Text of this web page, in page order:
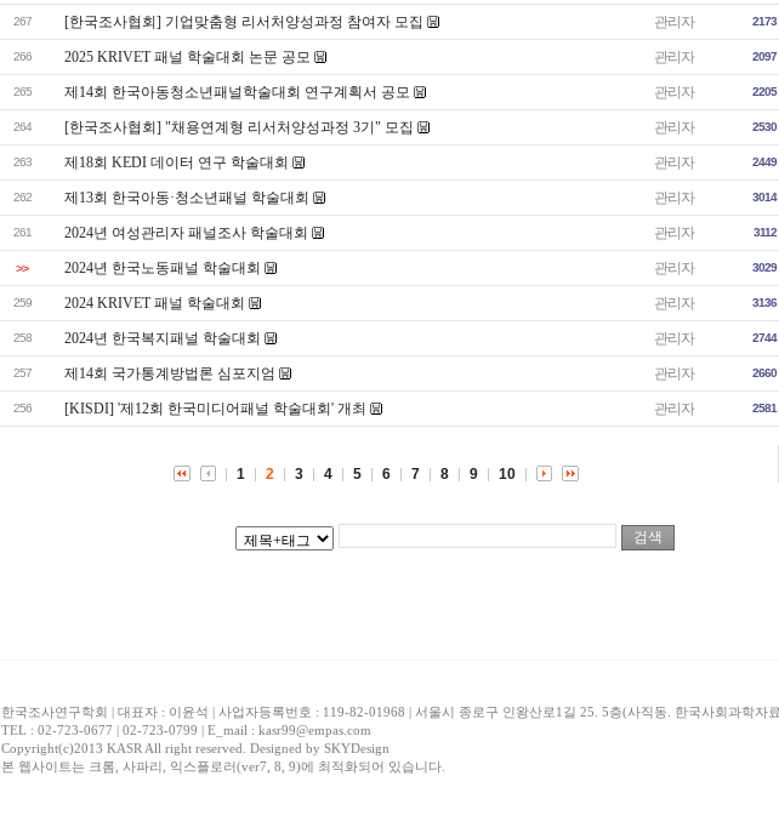
267 [한국조사협회] 기업맞춤형 리서처양성과정 참여자 모집 관리자 2173
266 2025 KRIVET 패널 학술대회 논문 공모 관리자 2097
265 제14회 한국아동청소년패널학술대회 연구계획서 공모 관리자 2205
264 [한국조사협회] "채용연계형 리서처양성과정 3기" 모집 관리자 2530
263 제18회 KEDI 데이터 연구 학술대회 관리자 2449
262 제13회 한국아동·청소년패널 학술대회 관리자 3014
261 2024년 여성관리자 패널조사 학술대회 관리자 3112
>> 2024년 한국노동패널 학술대회 관리자 3029
259 2024 KRIVET 패널 학술대회 관리자 3136
258 2024년 한국복지패널 학술대회 관리자 2744
257 제14회 국가통계방법론 심포지엄 관리자 2660
256 [KISDI] '제12회 한국미디어패널 학술대회' 개최 관리자 2581
1 2 3 4 5 6 7 8 9 10
한국조사연구학회 | 대표자 : 이윤석 | 사업자등록번호 : 119-82-01968 | 서울시 종로구 인왕산로1길 25. 5층(사직동. 한국사회과학자
TEL : 02-723-0677 | 02-723-0799 | E_mail : kasr99@empas.com
Copyright(c)2013 KASR All right reserved. Designed by SKYDesign
본 웹사이트는 크롬, 사파리, 익스플로러(ver7, 8, 9)에 최적화되어 있습니다.